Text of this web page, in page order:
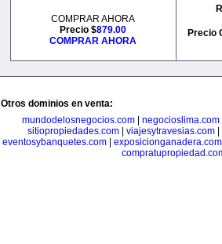
COMPRAR AHORA
Precio $879.00
COMPRAR AHORA
Precio
Otros dominios en venta:
mundodelosnegocios.com| negocioslima.com
sitiopropiedades.com| viajesytravesias.com|
eventosybanquetes.com| exposicionganadera.com